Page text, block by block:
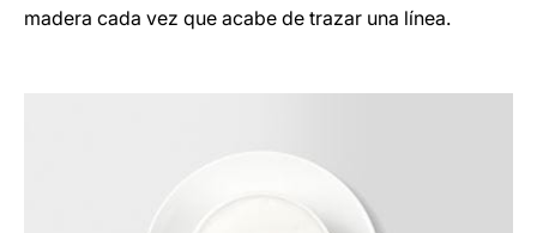
madera cada vez que acabe de trazar una línea.